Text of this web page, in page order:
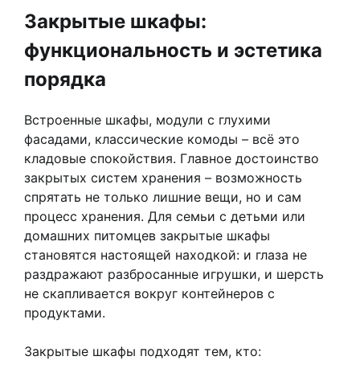
Закрытые шкафы:
функциональность и эстетика
порядка
Встроенные шкафы, модули с глухими
фасадами, классические комоды – всё это
кладовые спокойствия. Главное достоинство
закрытых систем хранения – возможность
спрятать не только лишние вещи, но и сам
процесс хранения. Для семьи с детьми или
домашних питомцев закрытые шкафы
становятся настоящей находкой: и глаза не
раздражают разбросанные игрушки, и шерсть
не скапливается вокруг контейнеров с
продуктами.
Закрытые шкафы подходят тем, кто: